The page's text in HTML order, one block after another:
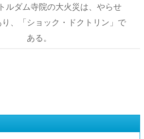
ルダム寺院の大火災は、やらせ
り、「ショック・ドクトリン」で
ある。